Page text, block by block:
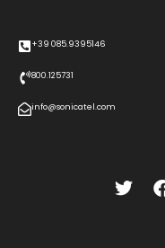
+39 085.9395146
800.125731
info@sonicatel.com